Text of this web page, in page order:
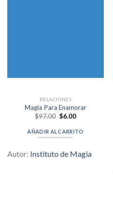
RELACIONES
Magia Para Enamorar
$97.00 Original
was:
$97.00.
$6.00Current
is:
$6.00.
AÑADIR AL CARRITO
Autor: Instituto de Magia